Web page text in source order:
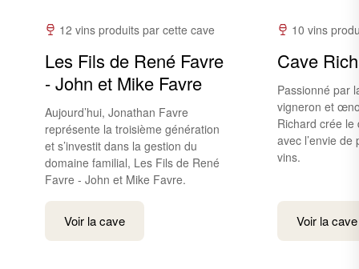
12 vins produits par cette cave
Les Fils de René Favre
- John et Mike Favre
Aujourd’hui, Jonathan Favre
représente la troisième génération
et s’investit dans la gestion du
domaine familial, Les Fils de René
Favre - John et Mike Favre.
Voir la cave
10 vins
Cave
Passionné par
vigneron et
Richard crée
avec l’envie
vins.
Voir la cave